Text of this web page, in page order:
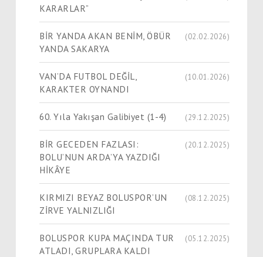
KARARLAR”
BİR YANDA AKAN BENİM, ÖBÜR
YANDA SAKARYA
(02.02.2026)
VAN’DA FUTBOL DEĞİL,
KARAKTER OYNANDI
(10.01.2026)
60. Yıla Yakışan Galibiyet (1-4) (29.12.2025)
BİR GECEDEN FAZLASI:
BOLU’NUN ARDA’YA YAZDIĞI
HİKÂYE
(20.12.2025)
KIRMIZI BEYAZ BOLUSPOR’UN
ZİRVE YALNIZLIĞI
(08.12.2025)
BOLUSPOR KUPA MAÇINDA TUR
ATLADI, GRUPLARA KALDI
(05.12.2025)